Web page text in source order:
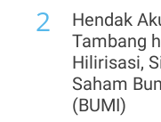
2
Hendak
Tambang
Hilirisasi,
Saham
(BUMI)